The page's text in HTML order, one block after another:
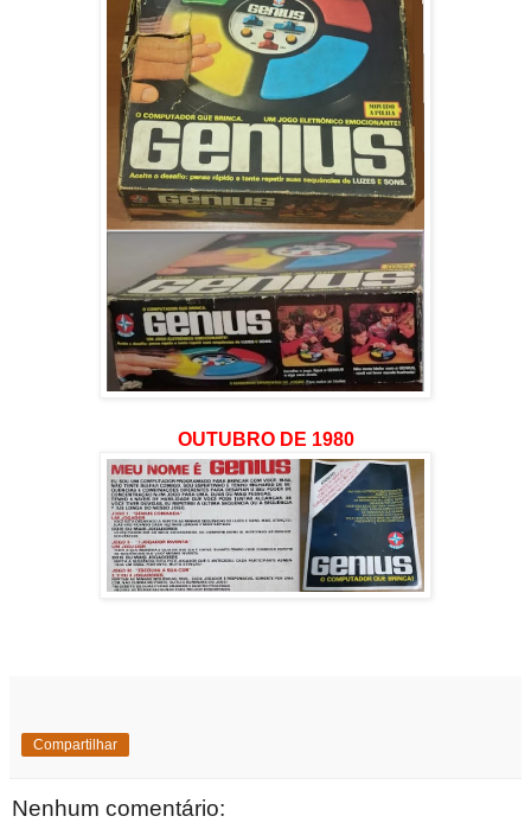
OUTUBRO DE 1980
Compartilhar
Nenhum comentário: